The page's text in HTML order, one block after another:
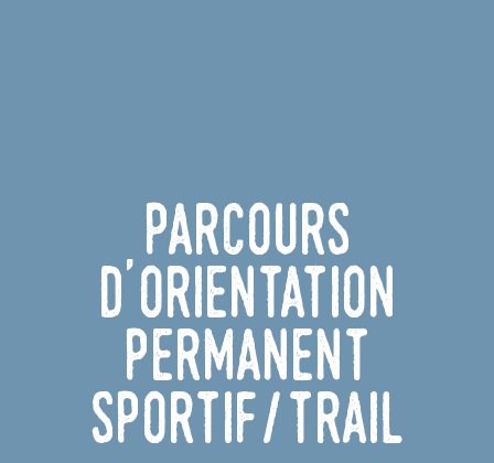
Parcours
d'orientation
permanent
sportif/trail